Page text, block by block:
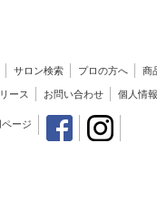
サロン検索 プロの方へ 商
ース お問い合わせ 個人情
ージ